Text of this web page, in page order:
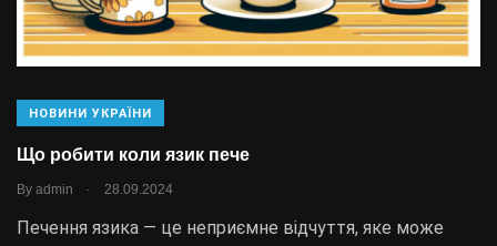
НОВИНИ УКРАЇНИ
Що робити коли язик пече
By admin . 28.09.2024
Печення язика — це неприємне відчуття, яке може